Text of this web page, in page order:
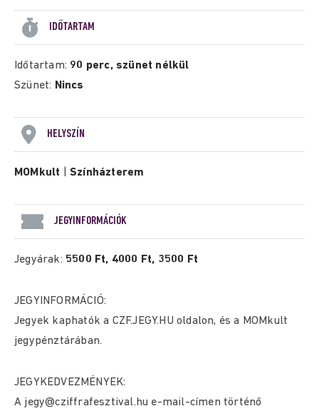
IDŐTARTAM
Időtartam: 90 perc, szünet nélkül
Szünet: Nincs
HELYSZÍN
MOMkult |Színházterem
JEGYINFORMÁCIÓK
Jegyárak: 5500 Ft, 4000 Ft, 3500 Ft
JEGYINFORMÁCIÓ:
Jegyek kaphatók a CZF.JEGY.HU oldalon, és a MOMkult
jegypénztárában.
JEGYKEDVEZMÉNYEK:
A jegy@cziffrafesztival.hu e-mail-címen történő